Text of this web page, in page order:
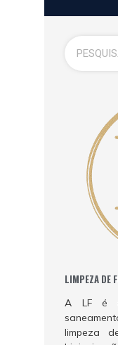
LIMPEZA DE
A LF é
limpeza